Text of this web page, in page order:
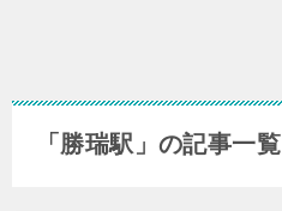
「勝瑞駅」の記事一覧